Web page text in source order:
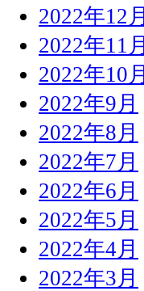
2022年12月
2022年11月
2022年10月
2022年9月
2022年8月
2022年7月
2022年6月
2022年5月
2022年4月
2022年3月